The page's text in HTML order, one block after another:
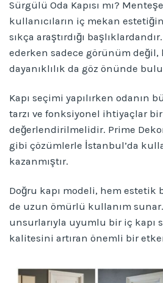
Sürgülü Oda Kapısı mı?
kullanıcıların iç mekan
sıkça araştırdığı
ederken sadece görünüm değil,
dayanıklılık da göz önünde
Kapı seçimi yapılırken odanın
tarzı ve fonksiyonel ihtiyaçlar
değerlendirilmelidir. Prime
gibi çözümlerle İstanbul’da
kazanmıştır.
Doğru kapı modeli, hem
de uzun ömürlü kullanım
unsurlarıyla uyumlu bir iç kapı
kalitesini artıran önemli bir